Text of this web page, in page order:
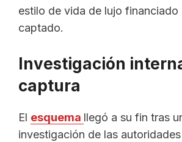
estilo de vida de lujo financiado
captado.
Investigación
captura
El esquema llegó a su fin tras
investigación de las